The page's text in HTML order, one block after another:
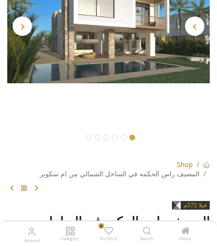
Home
Search
0
Wishlist
Category
Account
Shop
المصيف راس الحكمه في الساحل الشمالي من ام سكوير
فيلا 375م
المصيف راس الحكمه في الساحل
الشمالي من ام سكوير